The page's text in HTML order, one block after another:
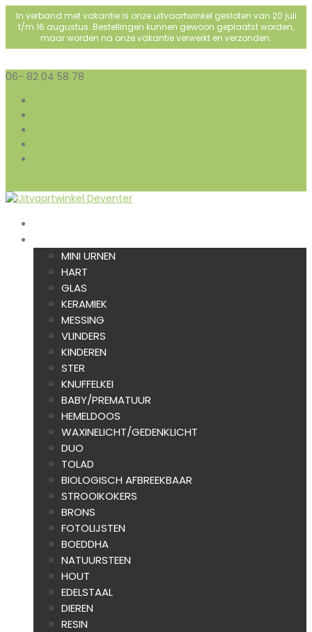
In verband met vakantie is onze uitvaartwinkel gesloten van 20 juli
t/m 16 augustus. Bestellingen kunnen gewoon geplaatst worden,
maar worden na onze vakantie verwerkt en verzonden.
06- 82 04 58 78
MINI URNEN
HART
GLAS
KERAMIEK
MESSING
VLINDERS
KINDEREN
STER
KNUFFELKEI
BABY/PREMATUUR
HEMELDOOS
WAXINELICHT/GEDENKLICHT
DUO
TOLAD
BIOLOGISCH AFBREEKBAAR
STROOIKOKERS
BRONS
FOTOLIJSTEN
BOEDDHA
NATUURSTEEN
HOUT
EDELSTAAL
DIEREN
RESIN